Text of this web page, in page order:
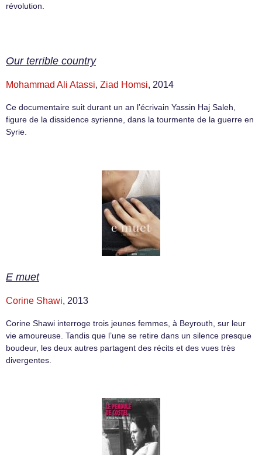
révolution.
Our terrible country
Mohammad Ali Atassi, Ziad Homsi, 2014
Ce documentaire suit durant un an l’écrivain Yassin Haj Saleh,
figure de la dissidence syrienne, dans la tourmente de la guerre en
Syrie.
E muet
Corine Shawi, 2013
Corine Shawi interroge trois jeunes femmes, à Beyrouth, sur leur
vie amoureuse. Tandis que l’une se retire dans un silence presque
boudeur, les deux autres partagent des récits et des vues très
divergentes.